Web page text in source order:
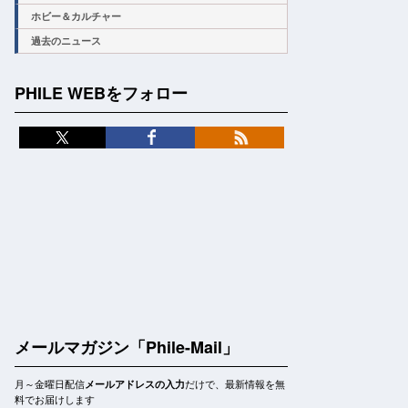
ホビー＆カルチャー
過去のニュース
PHILE WEBをフォロー
メールマガジン「Phile-Mail」
月～金曜日配信メールアドレスの入力だけで、最新情報を無
料でお届けします